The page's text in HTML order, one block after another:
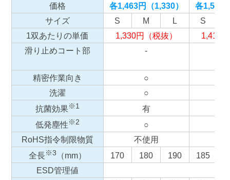
価格 各1,463円（1,330）
各1,551
サイズ
S M L S
1双あたりの単価
1,330円（税抜）
1,410
滑り止めコート部
-
精密作業向き ○
洗濯
○
抗菌効果※1 有
低発塵性 ※2 ○
RoHS指令制限物質
不使用
全長※3 （mm） 170 180 190 185
ESD管理値